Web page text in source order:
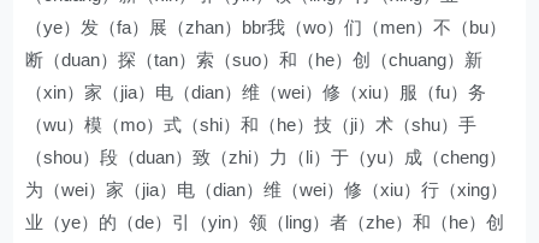
（ye）发（fa）展（zhan）bbr我（wo）们（men）不（bu）
断（duan）探（tan）索（suo）和（he）创（chuang）新
（xin）家（jia）电（dian）维（wei）修（xiu）服（fu）务
（wu）模（mo）式（shi）和（he）技（ji）术（shu）手
（shou）段（duan）致（zhi）力（li）于（yu）成（cheng）
为（wei）家（jia）电（dian）维（wei）修（xiu）行（xing）
业（ye）的（de）引（yin）领（ling）者（zhe）和（he）创